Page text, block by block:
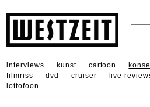
interviews kunst cartoon
filmriss
dvd cruiser live
lottofoon